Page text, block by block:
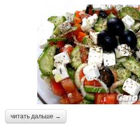
читать дальше →